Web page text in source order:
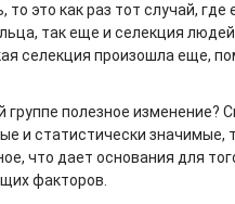
это как раз тот случай, где
так еще и селекция
селекция произошла еще,
группе полезное изменение?
и статистически
что дает основания для
факторов.